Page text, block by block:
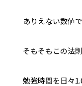
ありえない数値で
そもそもこの法
勉強時間を日々